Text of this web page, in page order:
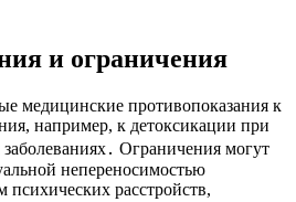
и ограничения
медицинские противопоказания к
например, к детоксикации при
Ограничения могут
непереносимостью
психических расстройств,